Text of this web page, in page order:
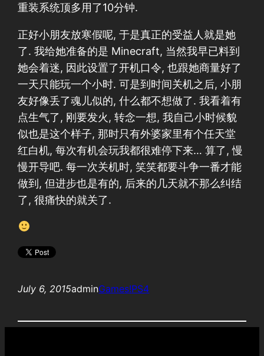
重装系统顶多用了10分钟.
正好小朋友放寒假呢, 于是真正的受益人就是她
了. 我给她准备的是 Minecraft, 当然我早已料到
她会着迷, 因此设置了开机口令, 也跟她商量好了
一天只能玩一个小时. 可是到时间关机之后, 小朋
友好像丢了魂儿似的, 什么都不想做了. 我看着有
点生气了, 刚要发火, 转念一想, 我自己小时候貌
似也是这个样子, 那时只有外婆家里有个任天堂
红白机, 每次有机会玩我都很难停下来… 算了, 慢
慢开导吧. 每一次关机时, 笑笑都要斗争一番才能
做到, 但进步也是有的, 后来的几天就不那么纠结
了, 很痛快的就关了.
July 6, 2015adminGames!PS4